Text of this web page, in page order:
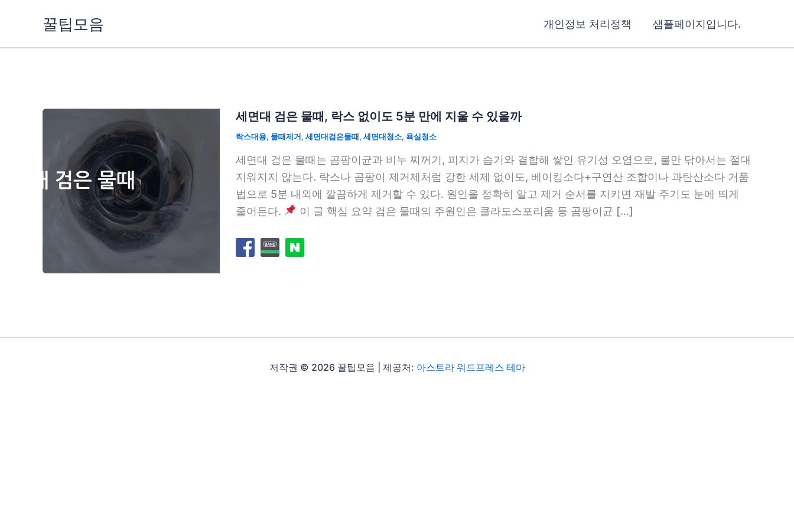
꿀팁모음 개인정보 처리정책 샘플페이지입니다.
세면대 검은 물때, 락스 없이도 5분 만에 지울 수 있을까
락스대용, 물때제거, 세면대검은물때, 세면대청소, 욕실청소
세면대 검은 물때는 곰팡이균과 비누 찌꺼기, 피지가 습기와 결합해 쌓인 유기성 오염으로, 물만 닦아서는 절대
지워지지 않는다. 락스나 곰팡이 제거제처럼 강한 세제 없이도, 베이킹소다+구연산 조합이나 과탄산소다 거품
법으로 5분 내외에 깔끔하게 제거할 수 있다. 원인을 정확히 알고 제거 순서를 지키면 재발 주기도 눈에 띄게
줄어든다.
이 글 핵심 요약 검은 물때의 주원인은 클라도스포리움 등 곰팡이균 […]
저작권 © 2026 꿀팁모음 | 제공처: 아스트라 워드프레스 테마